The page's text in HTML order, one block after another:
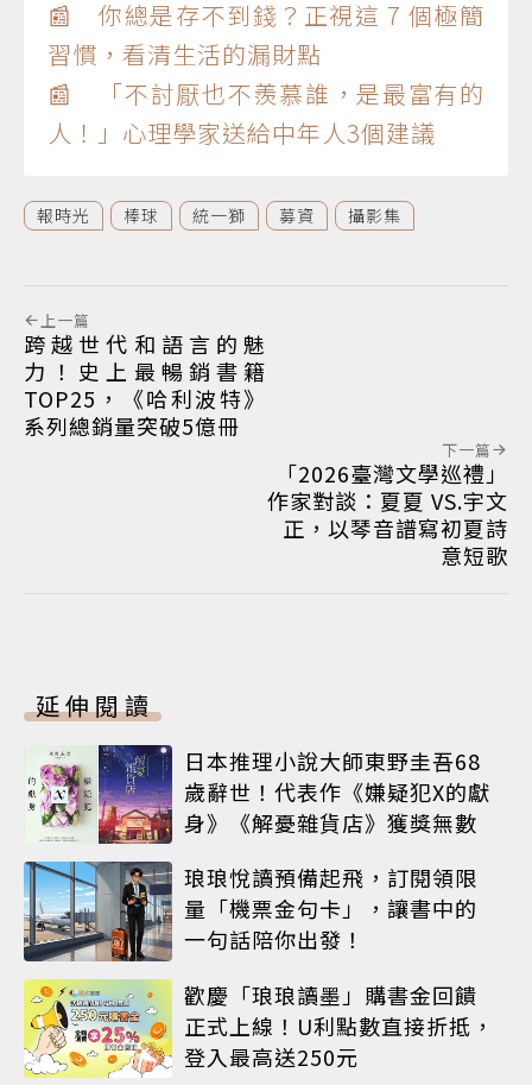
📰 你總是存不到錢？正視這 7 個極簡
習慣，看清生活的漏財點
📰 「不討厭也不羨慕誰，是最富有的
人！」心理學家送給中年人3個建議
報時光 棒球 統一獅 募資 攝影集
上一篇
跨越世代和語言的魅
力！史上最暢銷書籍
TOP25，《哈利波特》
系列總銷量突破5億冊
下一篇
「2026臺灣文學巡禮」
作家對談：夏夏 VS.宇文
正，以琴音譜寫初夏詩
意短歌
延伸閱讀
日本推理小說大師東野圭吾68
歲辭世！代表作《嫌疑犯X的獻
身》《解憂雜貨店》獲獎無數
琅琅悅讀預備起飛，訂閱領限
量「機票金句卡」，讓書中的
一句話陪你出發！
歡慶「琅琅讀墨」購書金回饋
正式上線！U利點數直接折抵，
登入最高送250元